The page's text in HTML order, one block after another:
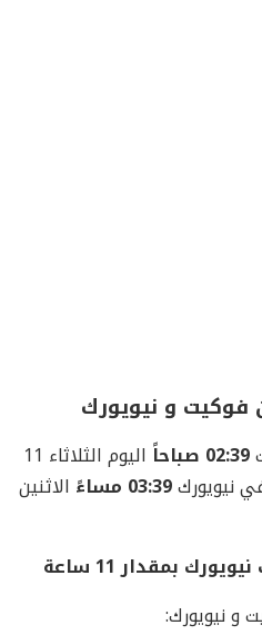
فوكيت و نيويورك
02:39 صباحاً
اليوم الثلاثاء 11
03:39 مساءً
الاثنين
بمقدار 11 ساعة
و نيويورك: